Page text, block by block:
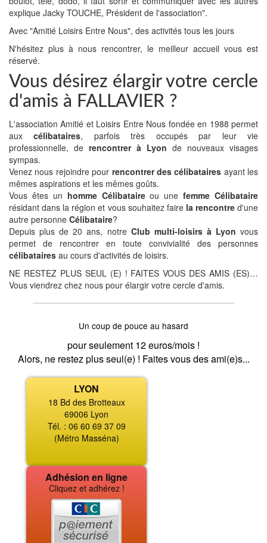
explique Jacky TOUCHE, Président de l'association".
Avec "Amitié Loisirs Entre Nous", des activités tous les jours
N'hésitez plus à nous rencontrer, le meilleur accueil vous est
réservé.
Vous désirez élargir votre cercle
d'amis à FALLAVIER ?
L'association Amitié et Loisirs Entre Nous fondée en 1988 permet
auxcélibataires, parfois très occupés par leur vie
professionnelle, de rencontrer à Lyon de nouveaux visages
sympas.
Venez nous rejoindre pour rencontrer des célibataires ayant les
mêmes aspirations et les mêmes goûts.
Vous êtes un homme Célibataireou unefemme Célibataire
résidant dans la région et vous souhaitez faire la rencontred'une
autre personne Célibataire?
Depuis plus de 20 ans, notre Club multi-loisirs à Lyon vous
permet de rencontrer en toute convivialité des personnes
célibataires au cours d'activités de loisirs.
NE RESTEZ PLUS SEUL (E) ! FAITES VOUS DES AMIS (ES)…
Vous viendrez chez nous pour élargir votre cercle d'amis.
Un coup de pouce au hasard
pour seulement 12 euros/mois !
Alors, ne restez plus seul(e) ! Faites vous des ami(e)s...
LYON
18 Bd des Brotteaux
69006 Lyon
Tél. : 06 60 69 37 09
(Métro Masséna)
Adhésion en ligne
Cliquez et adhérez !